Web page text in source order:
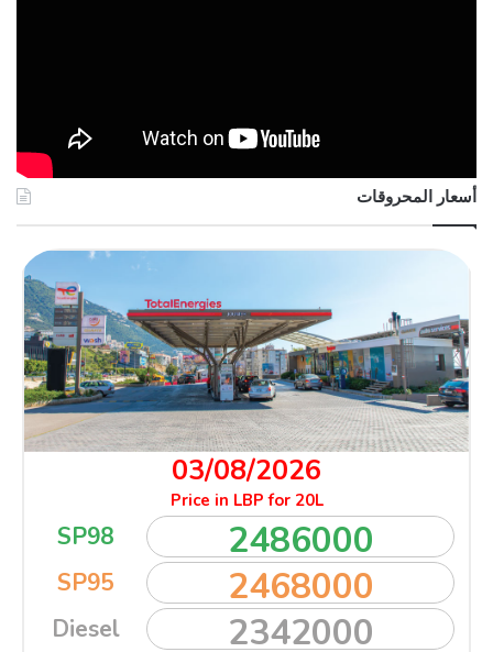
أسعار المحروقات